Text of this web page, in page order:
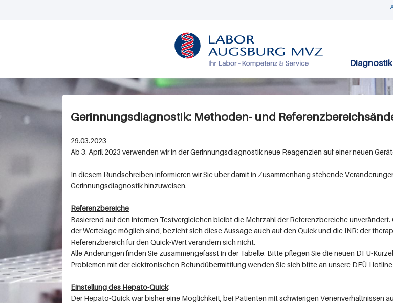
O
Diagnostik
Gerinnungsdiagnostik: Methoden- und
29.03.2023
Ab 3. April 2023 verwenden wir in der Gerinnungsdiagnostik neue Reagenzien auf einer neuen
In diesem Rundschreiben informieren wir Sie über damit in Zusammenhang stehende
Gerinnungsdiagnostik hinzuweisen.
Referenzbereiche
Basierend auf den internen Testvergleichen bleibt die Mehrzahl der Referenzbereiche
der Wertelage möglich sind, bezieht sich diese Aussage auch auf den Quick und die INR: der
Referenzbereich für den Quick-Wert verändern sich nicht.
Alle Änderungen finden Sie zusammengefasst in der Tabelle. Bitte pflegen Sie die neuen DFÜ-
Problemen mit der elektronischen Befundübermittlung wenden Sie sich bitte an unsere DFÜ-
Einstellung des Hepato-Quick
Der Hepato-Quick war bisher eine Möglichkeit, bei Patienten mit schwierigen Venenverhältnissen